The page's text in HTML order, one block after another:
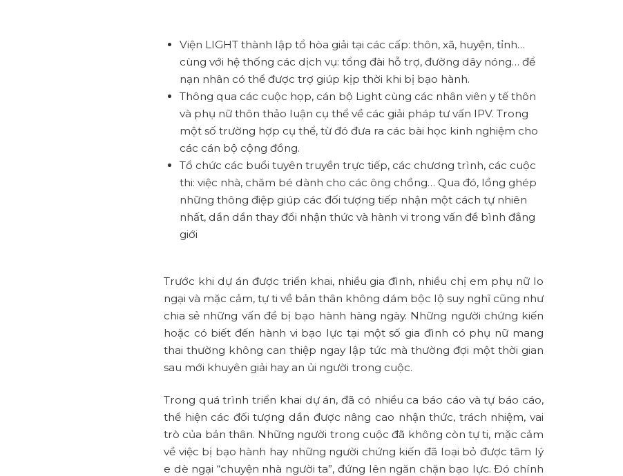
Viện LIGHT thành lập tổ hòa giải tại các cấp: thôn, xã, huyện, tỉnh…
cùng với hệ thống các dịch vụ: tổng đài hỗ trợ, đường dây nóng… để
nạn nhân có thể được trợ giúp kịp thời khi bị bạo hành.
Thông qua các cuộc họp, cán bộ Light cùng các nhân viên y tế thôn
và phụ nữ thôn thảo luận cụ thể về các giải pháp tư vấn IPV. Trong
một số trường hợp cụ thể, từ đó đưa ra các bài học kinh nghiệm cho
các cán bộ cộng đồng.
Tổ chức các buổi tuyên truyền trực tiếp, các chương trình, các cuộc
thi: việc nhà, chăm bé dành cho các ông chồng… Qua đó, lồng ghép
những thông điệp giúp các đối tượng tiếp nhận một cách tự nhiên
nhất, dần dần thay đổi nhận thức và hành vi trong vấn đề bình đẳng
giới
Trước khi dự án được triển khai, nhiều gia đình, nhiều chị em phụ nữ lo
ngại và mặc cảm, tự ti về bản thân không dám bộc lộ suy nghĩ cũng như
chia sẻ những vấn đề bị bạo hành hàng ngày. Những người chứng kiến
hoặc có biết đến hành vi bạo lực tại một số gia đình có phụ nữ mang
thai thường không can thiệp ngay lập tức mà thường đợi một thời gian
sau mới khuyên giải hay an ủi người trong cuộc.
Trong quá trình triển khai dự án, đã có nhiều ca báo cáo và tự báo cáo,
thể hiện các đối tượng dần được nâng cao nhận thức, trách nhiệm, vai
trò của bản thân. Những người trong cuộc đã không còn tự ti, mặc cảm
về việc bị bạo hành hay những người chứng kiến đã loại bỏ được tâm lý
e dè ngại “chuyện nhà người ta”, đứng lên ngăn chặn bạo lực. Đó chính